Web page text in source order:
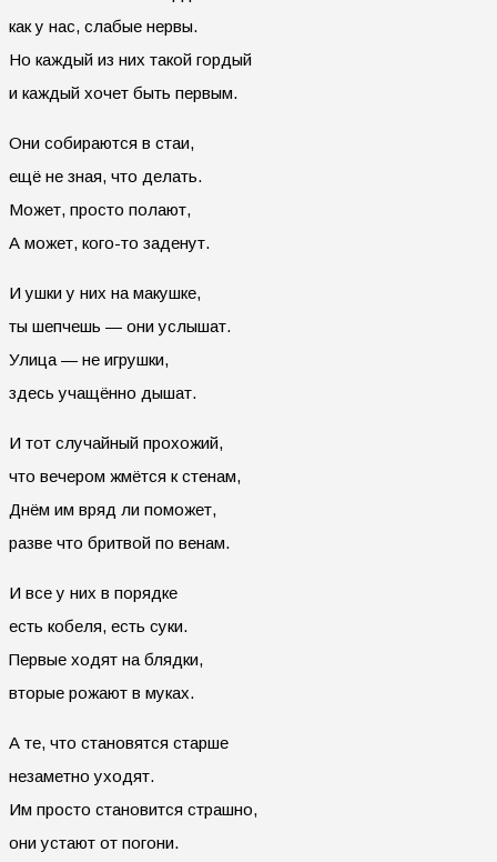
как у нас, слабые нервы.
Но каждый из них такой гордый
и каждый хочет быть первым.
Они собираются в стаи,
ещё не зная, что делать.
Может, просто полают,
А может, кого-то заденут.
И ушки у них на макушке,
ты шепчешь — они услышат.
Улица — не игрушки,
здесь учащённо дышат.
И тот случайный прохожий,
что вечером жмётся к стенам,
Днём им вряд ли поможет,
разве что бритвой по венам.
И все у них в порядке
есть кобеля, есть суки.
Первые ходят на блядки,
вторые рожают в муках.
А те, что становятся старше
незаметно уходят.
Им просто становится страшно,
они устают от погони.